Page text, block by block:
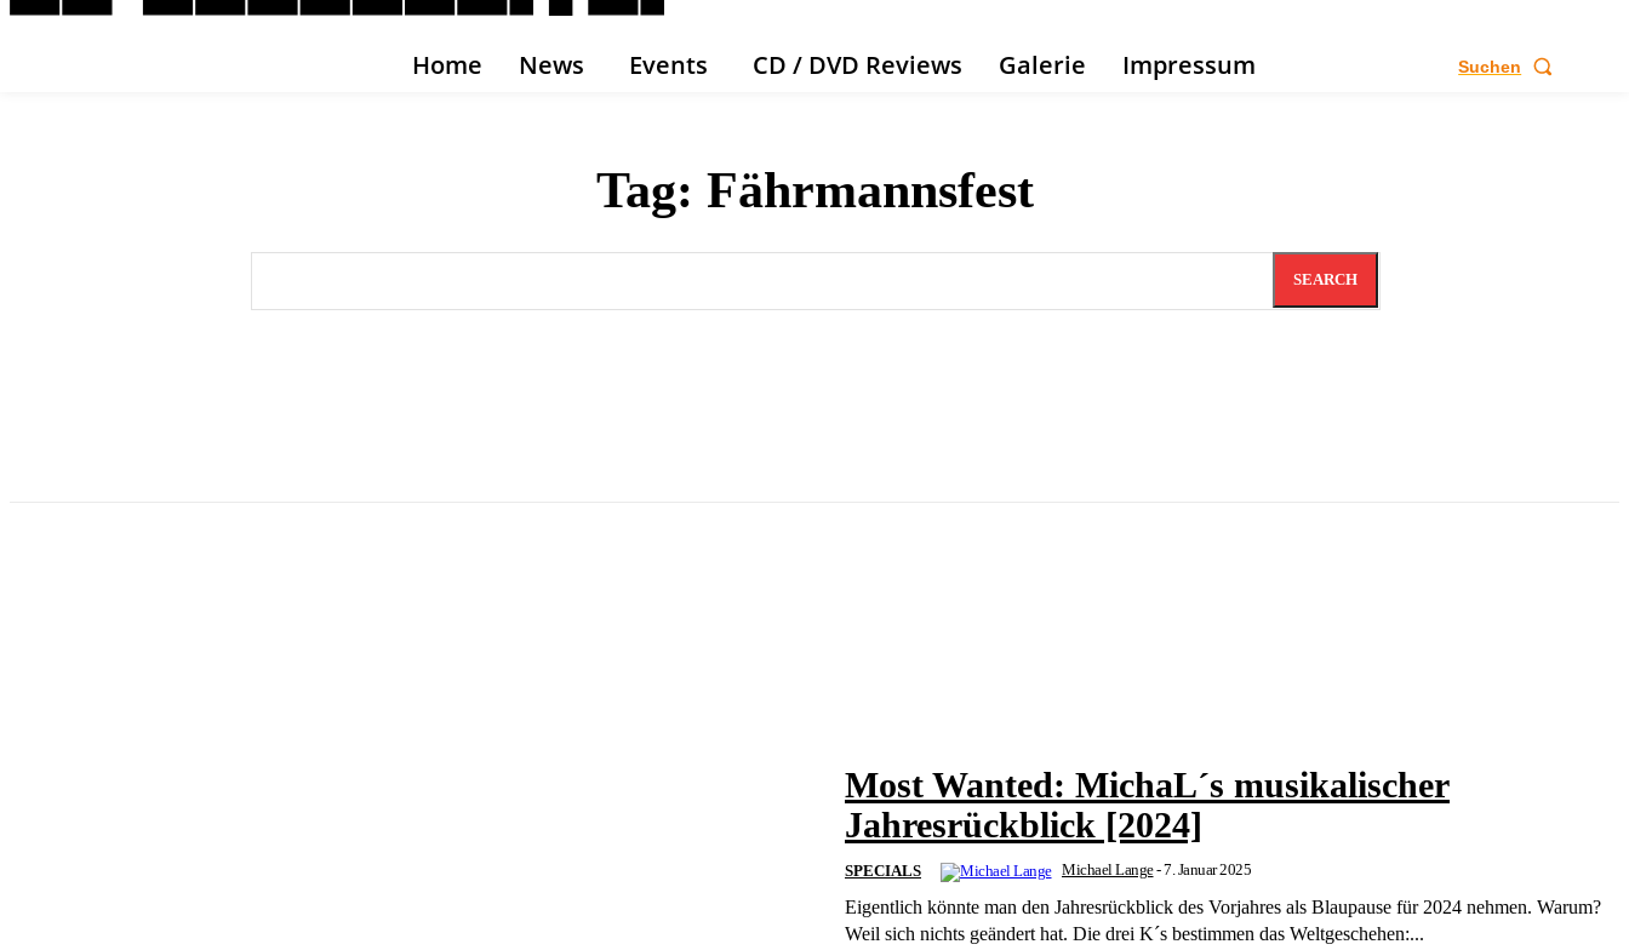
Home News Events CD / DVD Reviews Galerie Impressum Suchen
Tag: Fährmannsfest
SEARCH
Most Wanted: MichaL´s musikalischer
Jahresrückblick [2024]
SPECIALS Michael Lange-7. Januar 2025
Eigentlich könnte man den Jahresrückblick des Vorjahres als Blaupause für 2024 nehmen. Warum?
Weil sich nichts geändert hat. Die drei K´s bestimmen das Weltgeschehen:...